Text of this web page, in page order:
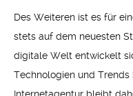
Des Weiteren ist es für
stets auf dem neuesten
digitale Welt entwickelt
Technologien und
Internetagentur bleibt